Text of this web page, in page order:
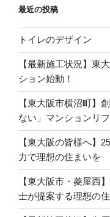
最近の投稿
トイレのデザイン
【最新施工状況】東
ション始動！
【東大阪市横沼町】
ない」マンションリ
【東大阪の皆様へ】
力で理想の住まいを
【東大阪市・菱屋西
士が提案する理想の